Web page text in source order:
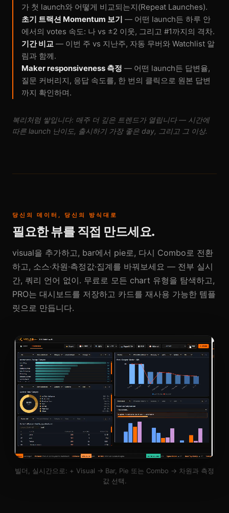
가 첫 launch와 어떻게 비교되는지(Repeat Launches).
초기 트랙션 Momentum 보기 — 어떤 launch든 하루 안
에서의 votes 속도: 나 vs ±2 이웃, 그리고 #1까지의 격차.
기간 비교 — 이번 주 vs 지난주, 자동 무버와 Watchlist 알
림과 함께.
Maker responsiveness 측정 — 어떤 launch든 답변율,
질문 커버리지, 응답 속도를, 한 번의 클릭으로 원본 답변
까지 확인하며.
복리처럼 쌓입니다: 매주 더 깊은 트렌드가 열립니다 — 시간에
따른 launch 난이도, 출시하기 가장 좋은 day, 그리고 그 이상.
당신의 데이터, 당신의 방식대로
필요한 뷰를 직접 만드세요.
visual을 추가하고, bar에서 pie로, 다시 Combo로 전환
하고, 소스·차원·측정값·집계를 바꿔보세요 — 전부 실시
간, 쿼리 언어 없이. 무료로 모든 chart 유형을 탐색하고,
PRO는 대시보드를 저장하고 카드를 재사용 가능한 템플
릿으로 만듭니다.
빌더, 실시간으로: + Visual → Bar, Pie 또는 Combo → 차원과 측정
값 선택.